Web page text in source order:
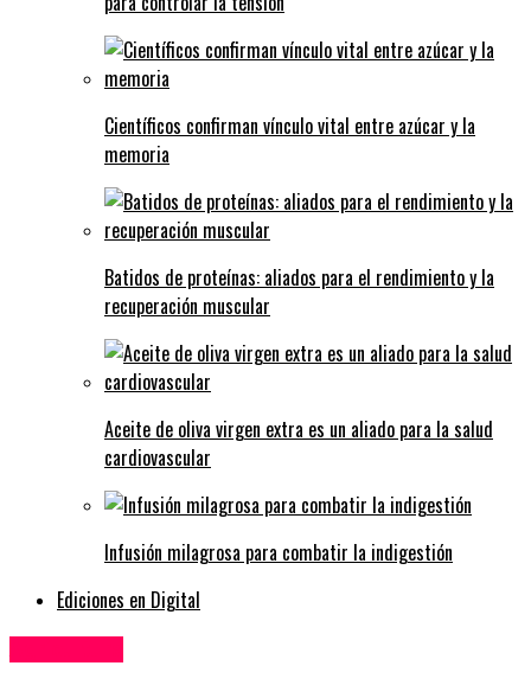
Científicos confirman vínculo vital entre azúcar y la
memoria
Batidos de proteínas: aliados para el rendimiento y la
recuperación muscular
Aceite de oliva virgen extra es un aliado para la salud
cardiovascular
Infusión milagrosa para combatir la indigestión
Ediciones en Digital